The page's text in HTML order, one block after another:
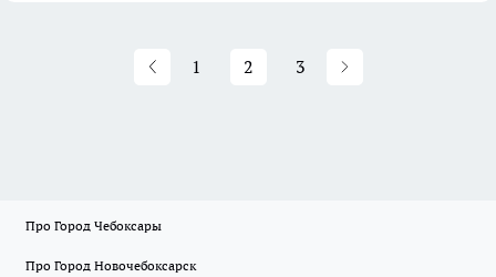
1 2 3
Про Город Чебоксары
Про Город Новочебоксарск